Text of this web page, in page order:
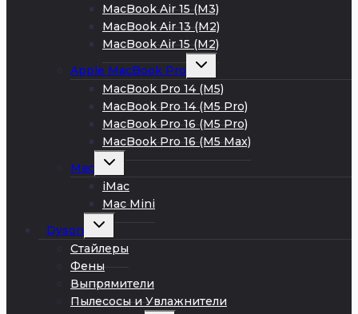
MacBook Air 15 (M3)
MacBook Air 13 (M2)
MacBook Air 15 (M2)
Apple MacBook Pro
Развернуть
меню
MacBook Pro 14 (M5)
MacBook Pro 14 (M5 Pro)
MacBook Pro 16 (M5 Pro)
MacBook Pro 16 (M5 Max)
Mac
Развернуть
меню
iMac
Mac Mini
Dyson
Развернуть
меню
Стайлеры
Фены
Выпрямители
Пылесосы и Увлажнители